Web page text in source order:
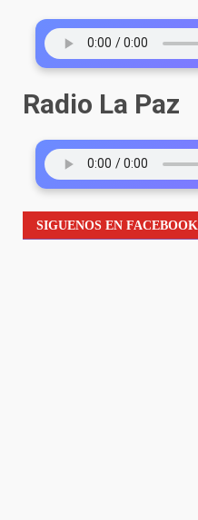
Radio La Paz
SIGUENOS EN FACEBOOK